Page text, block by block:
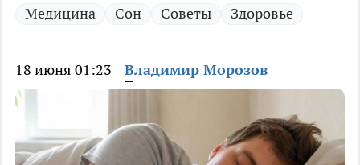
Медицина Сон Советы Здоровье
18 июня 01:23 Владимир Морозов